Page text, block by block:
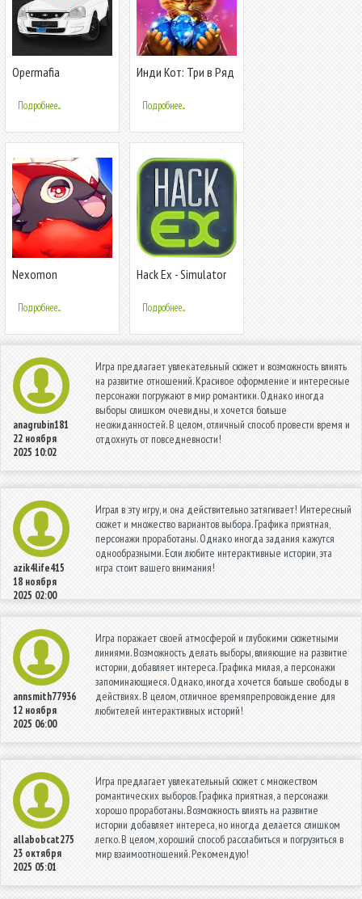
Opermafia
Подробнее...
Инди Кот: Три в Ряд
приключение
Подробнее...
Nexomon
Подробнее...
Hack Ex - Simulator
Подробнее...
anagrubin181
22 ноября
2025 10:02
Игра предлагает увлекательный сюжет и возможность влиять
на развитие отношений. Красивое оформление и интересные
персонажи погружают в мир романтики. Однако иногда
выборы слишком очевидны, и хочется больше
неожиданностей. В целом, отличный способ провести время и
отдохнуть от повседневности!
azik4life415
18 ноября
2025 02:00
Играл в эту игру, и она действительно затягивает! Интересный
сюжет и множество вариантов выбора. Графика приятная,
персонажи проработаны. Однако иногда задания кажутся
однообразными. Если любите интерактивные истории, эта
игра стоит вашего внимания!
annsmith77936
12 ноября
2025 06:00
Игра поражает своей атмосферой и глубокими сюжетными
линиями. Возможность делать выборы, влияющие на развитие
истории, добавляет интереса. Графика милая, а персонажи
запоминающиеся. Однако, иногда хочется больше свободы в
действиях. В целом, отличное времяпрепровождение для
любителей интерактивных историй!
allabobcat275
23 октября
2025 05:01
Игра предлагает увлекательный сюжет с множеством
романтических выборов. Графика приятная, а персонажи
хорошо проработаны. Возможность влиять на развитие
истории добавляет интереса, но иногда делается слишком
легко. В целом, хороший способ расслабиться и погрузиться в
мир взаимоотношений. Рекомендую!